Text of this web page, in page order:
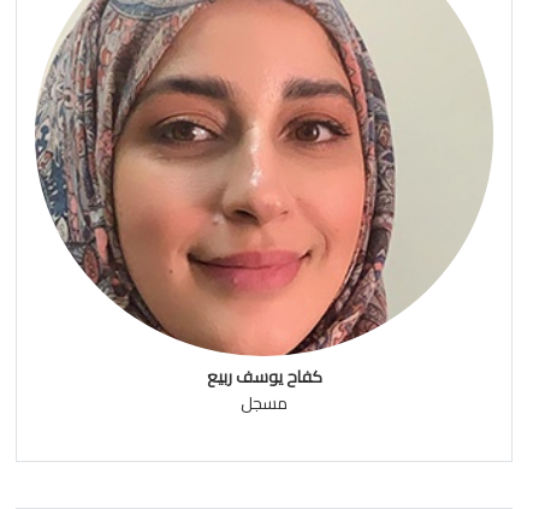
كفاح يوسف ربيع
مسجل